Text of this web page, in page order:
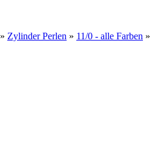
» Zylinder Perlen » 11/0 - alle Farben »